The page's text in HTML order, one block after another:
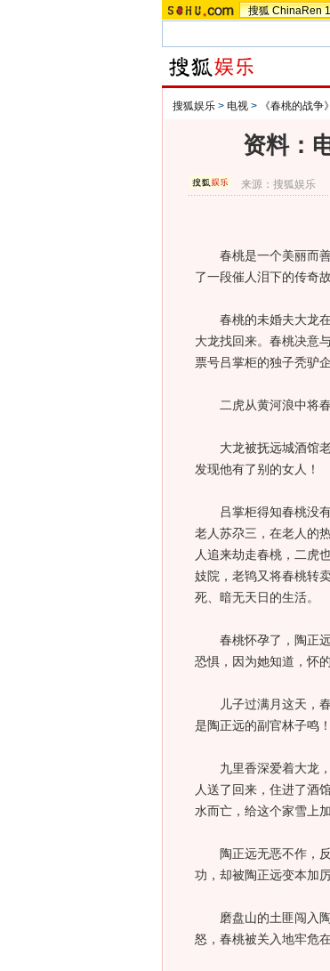
搜狐 ChinaRen
搜狐娱乐 > 电视 > 《春桃的战争》
资料：
来源：搜狐娱乐
春桃是一个美丽而善
了一段催人泪下的传奇故
春桃的未婚夫大龙在
大龙找回来。春桃决意
票号吕掌柜的独子秃驴
二虎从黄河浪中将春
大龙被抚远城酒馆老
发现他有了别的女人！
吕掌柜得知春桃没有
老人苏尕三，在老人的
人追来劫走春桃，二虎
妓院，老鸨又将春桃转
死、暗无天日的生活。
春桃怀孕了，陶正远
恐惧，因为她知道，怀
儿子过满月这天，春
是陶正远的副官林子鸣
九里香深爱着大龙，
人送了回来，住进了酒
水而亡，给这个家雪上加
陶正远无恶不作，反
功，却被陶正远变本加
磨盘山的土匪闯入陶
怒，春桃被关入地牢危